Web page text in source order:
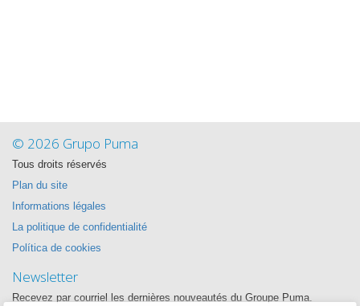
© 2026 Grupo Puma
Tous droits réservés
Plan du site
Informations légales
La politique de confidentialité
Política de cookies
Newsletter
Recevez par courriel les dernières nouveautés du Groupe Puma.